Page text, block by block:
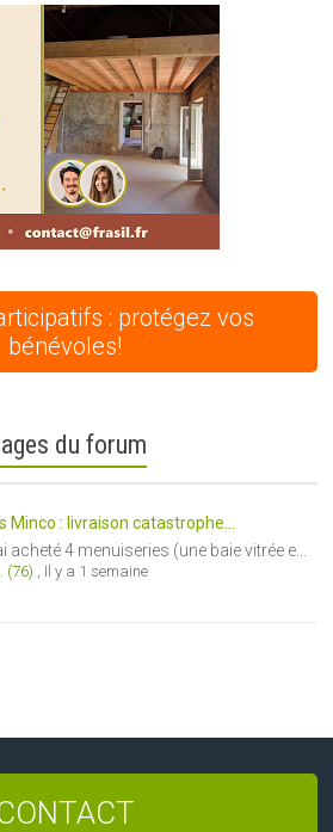
: protégez vos
bénévoles!
du forum
Minco : livraison catastrophe...
acheté 4 menuiseries (une baie vitrée e...
(76) Il y a 1 semaine